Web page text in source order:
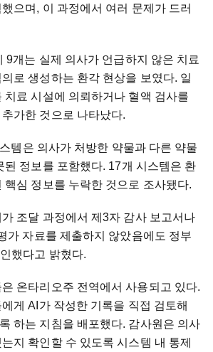
으며, 이 과정에서 여러 문제가 드러
9개는 실제 의사가 언급하지 않은 치료
로 생성하는 환각 현상을 보였다. 일
치료 시설에 의뢰하거나 혈액 검사를
가한 것으로 나타났다.
템은 의사가 처방한 약물과 다른 약물
된 정보를 포함했다. 17개 시스템은 환
핵심 정보를 누락한 것으로 조사됐다.
조달 과정에서 제3자 감사 보고서나
가 자료를 제출하지 않았음에도 정부
했다고 밝혔다.
온타리오주 전역에서 사용되고 있다.
게 AI가 작성한 기록을 직접 검토해
하는 지침을 배포했다. 감사원은 의사
지 확인할 수 있도록 시스템 내 통제